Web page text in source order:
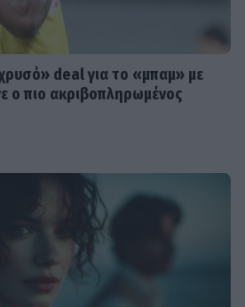
deal για το «μπαμ» με
ο πιο ακριβοπληρωμένος